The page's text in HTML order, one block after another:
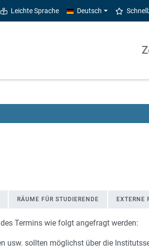
Leichte Sprache Deutsch
RÄUME FÜR STUDIERENDE EXTERNE
Termins wie folgt angefragt werden:
usw. sollten möglichst über die